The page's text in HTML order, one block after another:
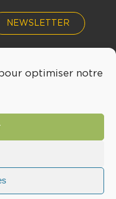
optimiser notre
NEWSLETTER